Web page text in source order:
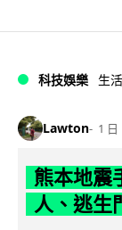
科技娛樂 生
Lawton 1 日
熊本地震
人、逃生